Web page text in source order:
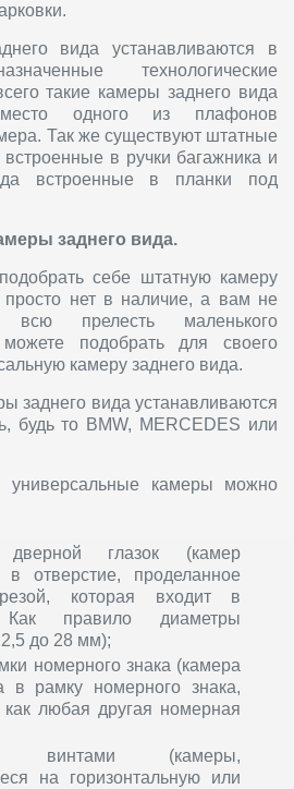
вида устанавливаются в
технологические
такие камеры заднего вида
одного из плафонов
Так же существуют штатные
в ручки багажника и
встроенные в планки под
заднего вида.
себе штатную камеру
нет в наличие, а вам не
всю прелесть маленького
подобрать для своего
камеру заднего вида.
заднего вида устанавливаются
будь то BMW, MERCEDES или
универсальные камеры можно
глазок (камер
в отверстие, проделанное
которая входит в
Как правило диаметры
до 28 мм);
номерного знака (камера
в рамку номерного знака,
как любая другая номерная
винтами (камеры,
на горизонтальную или